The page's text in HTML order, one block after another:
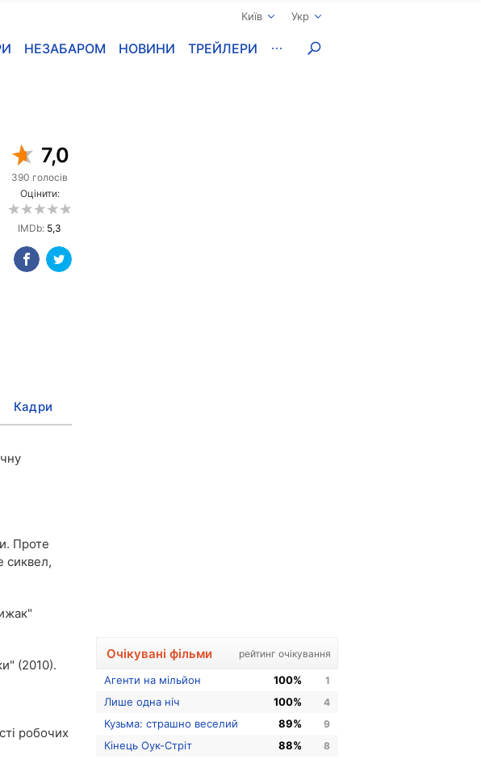
Київ Укр
НЕЗАБАРОМ НОВИНИ ТРЕЙЛЕРИ
7,0
390 голосів
Оцінити:
IMDb: 5,3
Кадри
Проте
сиквел,
(2010).
робочих
Очікувані фільми рейтинг очікування
Агенти на мільйон 100% 1
Лише одна ніч 100% 4
Кузьма: страшно веселий 89% 9
Кінець Оук-Стріт 88% 8